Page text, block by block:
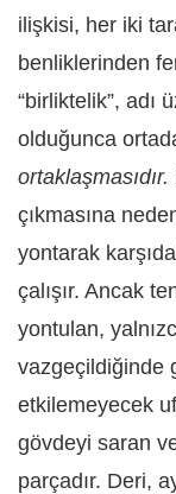
ilişkisi, her iki
benliklerinden
“birliktelik”, adı
olduğunca
ortaklaşmasıdır.
çıkmasına
yontarak
çalışır. Ancak
yontulan,
vazgeçildiğinde
etkilemeyecek
gövdeyi saran
parçadır. Deri,